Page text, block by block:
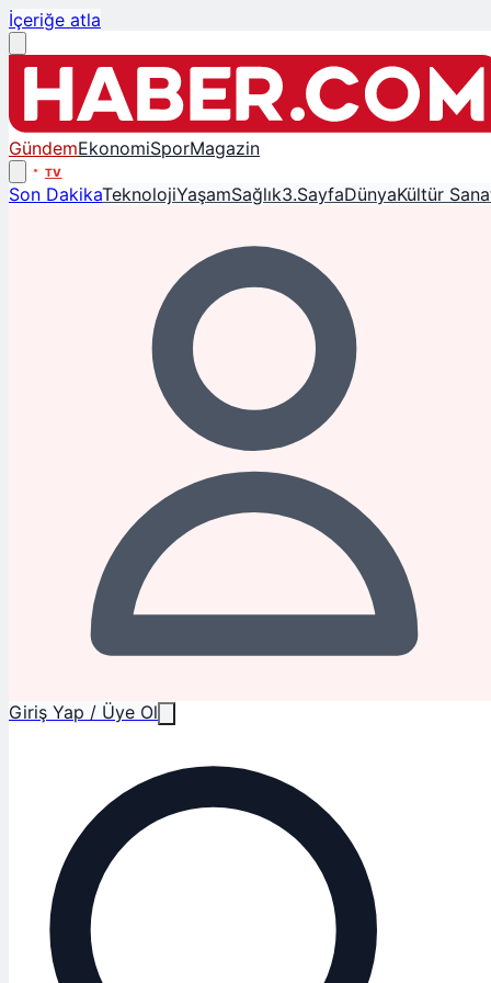
İçeriğe atla
GündemEkonomiSporMagazin
TV
Son DakikaTeknolojiYaşamSağlık3.SayfaDünyaKültür
Giriş Yap / Üye Ol